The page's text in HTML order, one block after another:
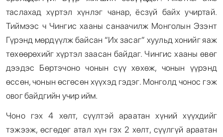
таслахад хүртэл хүнлэг чанар, ёсзүй байх учиртай.
Тиймээс ч Чингис хааны санаачилж Монголын Эзэнт
Гүрэнд мөрдүүлж байсан “Их засаг” хуульд хонийг яаж
төхөөрөхийг хүртэл заасан байдаг. Чингис хааны өвөг
дээдэс Бөртэчоно чонын сүү хөхөж, чонын үүрэнд
өссөн, чонын өсгөсөн хүүхэд гэдэг. Монголд чонос гэж
овог байдгийн учир ийм.
Чоно гэх 4 хөлт, сүүлтэй араатан хүний хүүхдийг
тэжээж, өсгөдөг атал хүн гэх 2 хөлт, сүүлгүй араатан